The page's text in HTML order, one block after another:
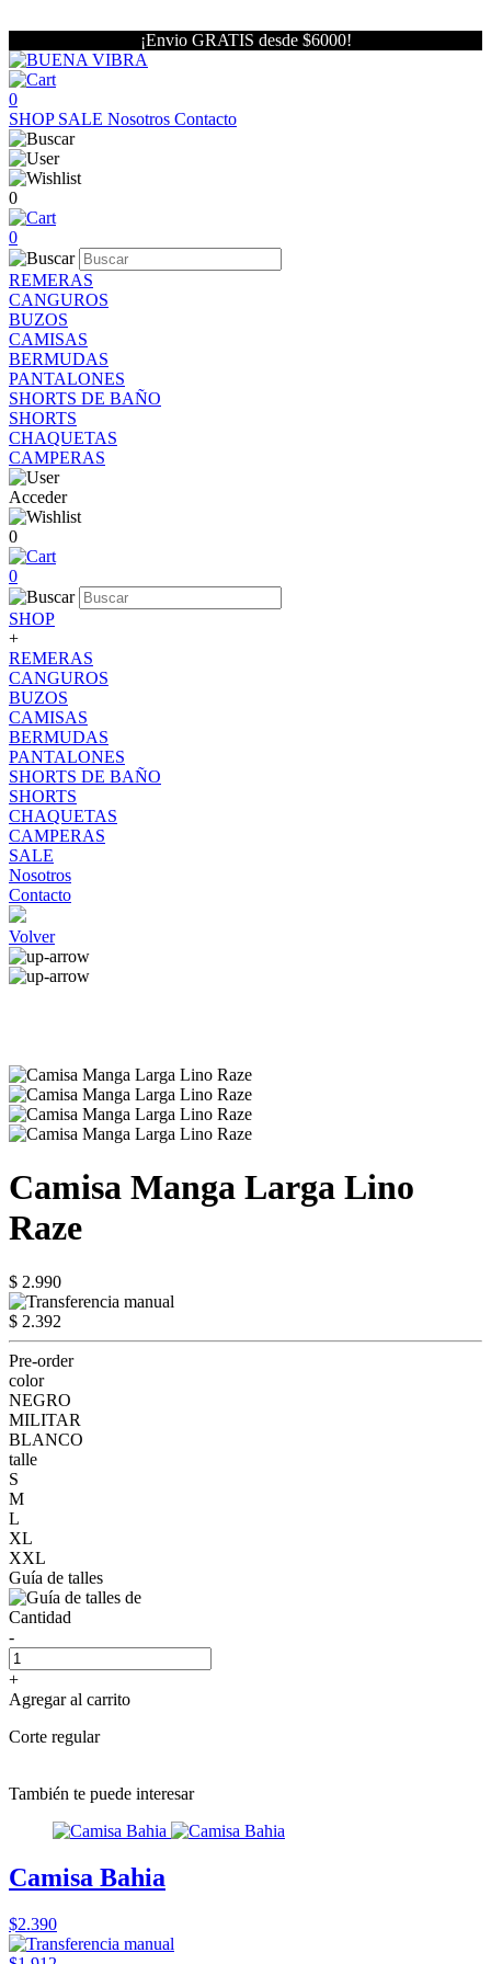
¡Envio GRATIS desde $6000!
0
SHOP SALE Nosotros Contacto
0
0
REMERAS
CANGUROS
BUZOS
CAMISAS
BERMUDAS
PANTALONES
SHORTS DE BAÑO
SHORTS
CHAQUETAS
CAMPERAS
Acceder
0
0
SHOP
+
REMERAS
CANGUROS
BUZOS
CAMISAS
BERMUDAS
PANTALONES
SHORTS DE BAÑO
SHORTS
CHAQUETAS
CAMPERAS
SALE
Nosotros
Contacto
Volver
Camisa Manga Larga Lino
Raze
$ 2.990
$ 2.392
Pre-order
color
NEGRO
MILITAR
BLANCO
talle
S
M
L
XL
XXL
Guía de talles
Cantidad
-
+
Agregar al carrito
Corte regular
También te puede interesar
Camisa Bahia
$2.390